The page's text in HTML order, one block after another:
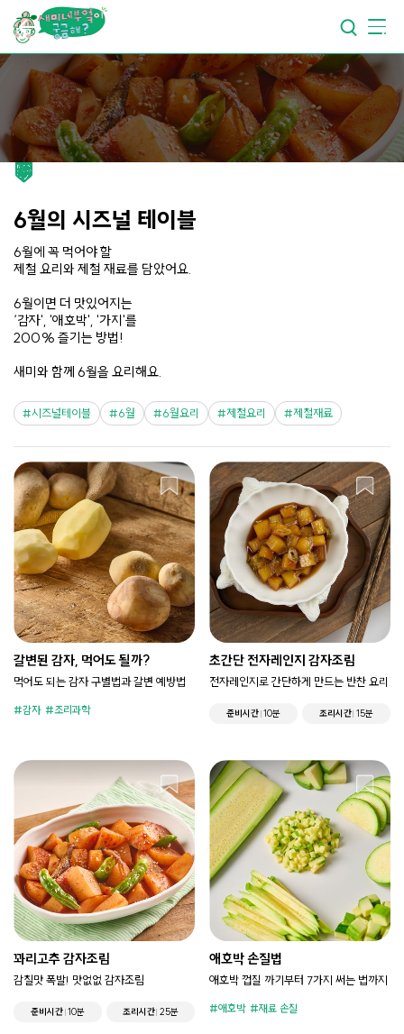
요리가건강해지는부엌
요리가쉬워지는부엌
6월의 시즈널 테이블
6월에 꼭 먹어야 할
제철 요리와 제철 재료를 담았어요.
6월이면 더 맛있어지는
‘감자', '애호박', '가지'를
200% 즐기는 방법!
새미와 함께 6월을 요리해요.
시즈널테이블 6월 6월요리 제철요리 제철재료
갈변된 감자, 먹어도 될까?
먹어도 되는 감자 구별법과 갈변 예방법
감자 조리과학
초간단 전자레인지 감자조림
전자레인지로 간단하게 만드는 반찬 요리
준비시간 10분 조리시간 15분
꽈리고추 감자조림
감칠맛 폭발! 맛없없 감자조림
준비시간 10분 조리시간 25분
애호박 손질법
애호박 껍질 까기부터 7가지 써는 법까지
애호박 재료 손질